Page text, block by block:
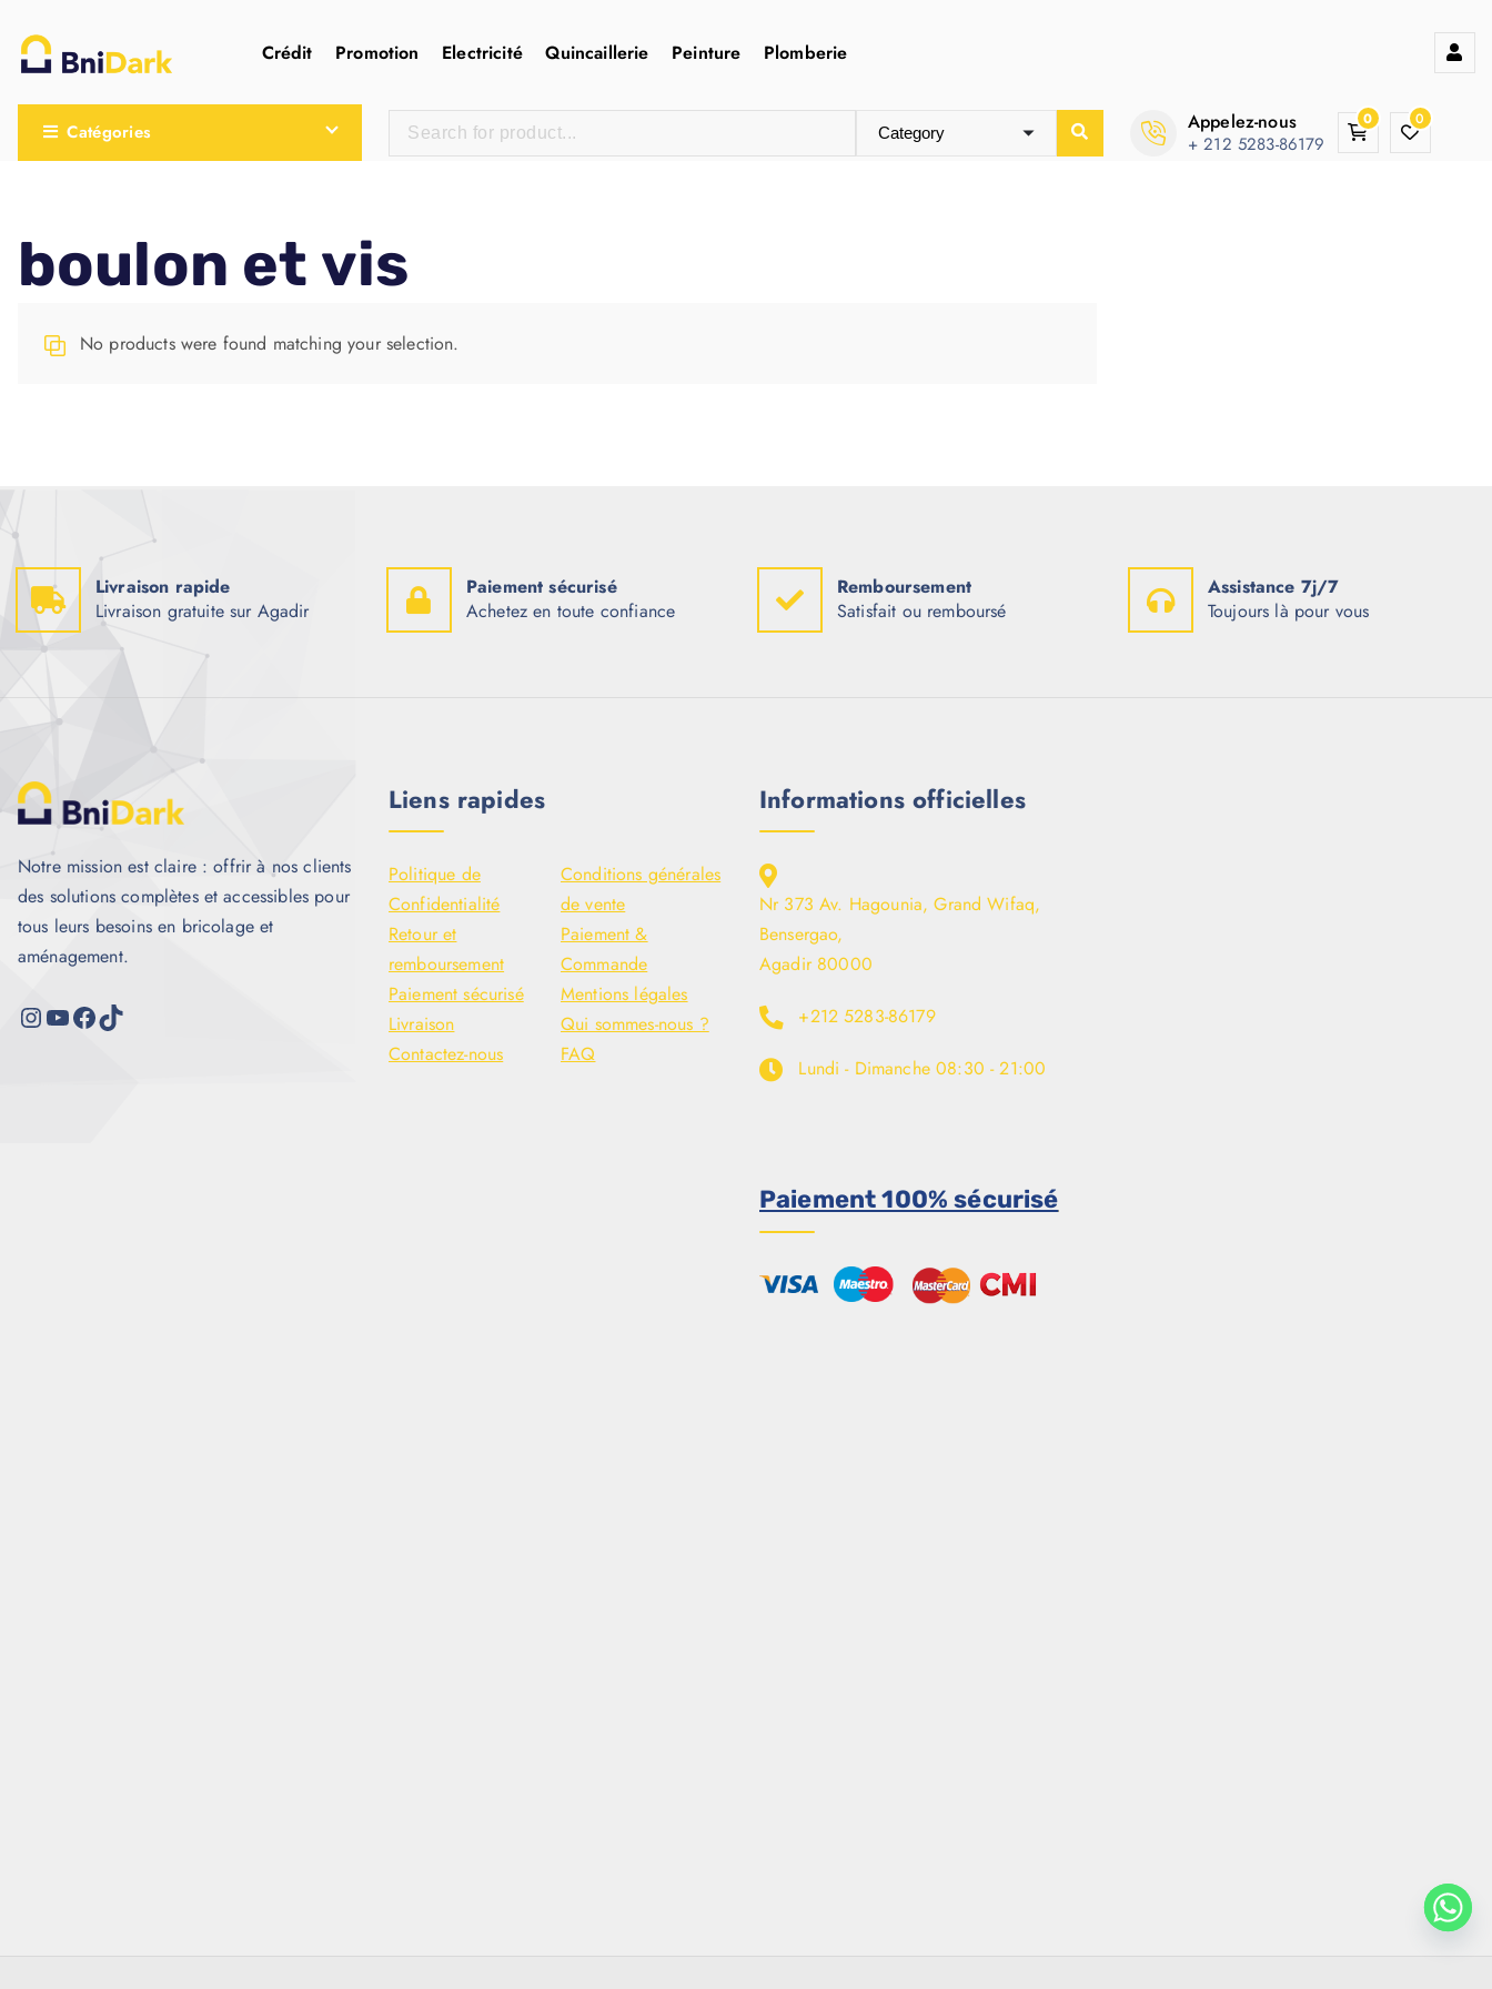
Crédit Promotion Electricité Quincaillerie Peinture Plomberie
Catégories Appelez-nous
+ 212 5283-86179
0 0
boulon et vis
No products were found matching your selection.
Livraison rapide
Livraison gratuite sur Agadir
Paiement sécurisé
Achetez en toute confiance
Remboursement
Satisfait ou remboursé
Assistance 7j/7
Toujours là pour vous
Notre mission est claire : offrir à nos clients
des solutions complètes et accessibles pour
tous leurs besoins en bricolage et
aménagement.
Liens rapides
Politique de
Confidentialité
Conditions générales
de vente
Retour et
remboursement
Paiement &
Commande
Paiement sécurisé
Mentions légales
Livraison
Qui sommes-nous ?
Contactez-nous
FAQ
Informations officielles
Nr 373 Av. Hagounia, Grand Wifaq,
Bensergao,
Agadir 80000
+212 5283-86179
Lundi - Dimanche 08:30 - 21:00
Paiement 100% sécurisé